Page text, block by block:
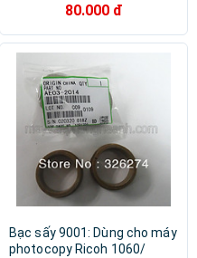
3025 | 3030 | MP 2352 | 2510
| 2550 | 2851 | 2852 | 3010 |
3350 | 3351 | 3352 | 2553 |
3053 | 3353 ( HA - Hàng nhập
khẩu )
80.000 đ
Bạc sấy 9001: Dùng cho máy
photocopy Ricoh 1060/